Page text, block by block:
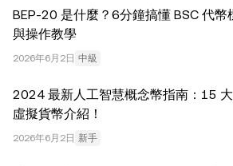
出處，例如“文章名稱，[作者姓名 (如
OKX”。部分內容可能由人工智能（AI
成。不允許對本文進行衍生作品或其他
BEP-20 是什麼？6分鐘搞懂 BSC 代幣
與操作教學
2026年6月2日 中級
2024 最新人工智慧概念幣指南：15
虛擬貨幣介紹！
2026年6月2日 新手